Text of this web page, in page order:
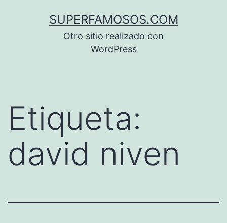
SUPERFAMOSOS.COM
Otro sitio realizado con
WordPress
Etiqueta:
david niven